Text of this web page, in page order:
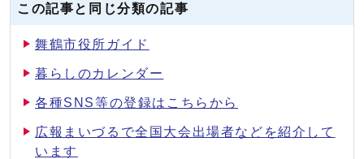
この記事と同じ分類の記事
舞鶴市役所ガイド
暮らしのカレンダー
各種SNS等の登録はこちらから
広報まいづるで全国大会出場者などを紹介して
います